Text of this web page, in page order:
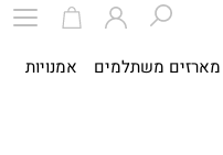
מארזים משתלמים אמנויות